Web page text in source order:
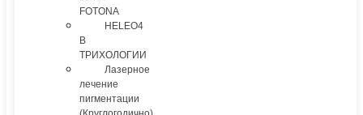
FOTONA
HELEO4
В
ТРИХОЛОГИИ
Лазерное
лечение
пигментации